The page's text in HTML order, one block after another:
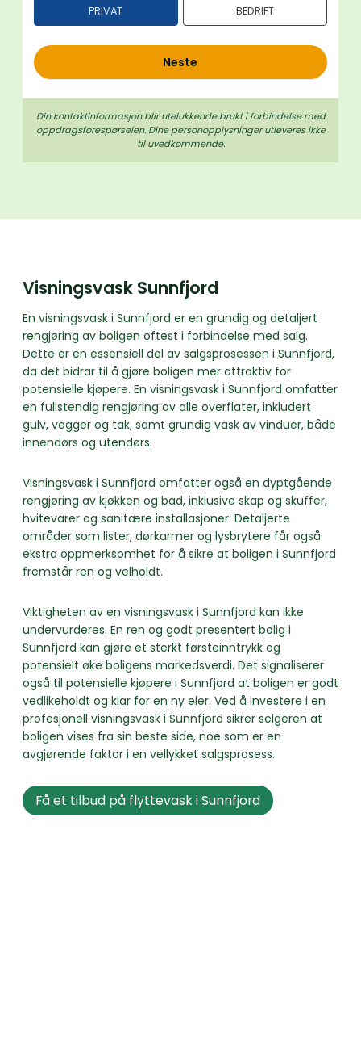
o
d
PRIVAT BEDRIFT
Neste
Din kontaktinformasjon blir utelukkende brukt i forbindelse med
oppdrags­forespørselen. Dine person­­opplysninger utleveres ikke
til uvedkommende.
Visningsvask Sunnfjord
En visningsvask i Sunnfjord er en grundig og detaljert
rengjøring av boligen oftest i forbindelse med salg.
Dette er en essensiell del av salgsprosessen i Sunnfjord,
da det bidrar til å gjøre boligen mer attraktiv for
potensielle kjøpere. En visningsvask i Sunnfjord omfatter
en fullstendig rengjøring av alle overflater, inkludert
gulv, vegger og tak, samt grundig vask av vinduer, både
innendørs og utendørs.
Visningsvask i Sunnfjord omfatter også en dyptgående
rengjøring av kjøkken og bad, inklusive skap og skuffer,
hvitevarer og sanitære installasjoner. Detaljerte
områder som lister, dørkarmer og lysbrytere får også
ekstra oppmerksomhet for å sikre at boligen i Sunnfjord
fremstår ren og velholdt.
Viktigheten av en visningsvask i Sunnfjord kan ikke
undervurderes. En ren og godt presentert bolig i
Sunnfjord kan gjøre et sterkt førsteinntrykk og
potensielt øke boligens markedsverdi. Det signaliserer
også til potensielle kjøpere i Sunnfjord at boligen er godt
vedlikeholdt og klar for en ny eier. Ved å investere i en
profesjonell visningsvask i Sunnfjord sikrer selgeren at
boligen vises fra sin beste side, noe som er en
avgjørende faktor i en vellykket salgsprosess.
Få et tilbud på flyttevask i Sunnfjord